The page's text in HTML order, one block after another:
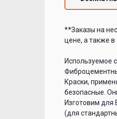
**Заказы на
цене, а также
Используемое
Краски,
безопасные.
Изготовим для
(для